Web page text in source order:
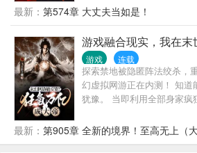
评： 这个领主实力强大却过
最新： 第574章 大丈夫当如是！
游戏融合现实，我在末
游戏 连载
探索禁地被隐匿阵法绞杀，
幻虚拟网游正在内测！ 知道
犹豫。 当即利用全部身家疯
逸！ “这人疯了吧，就是个
虚拟度，随便氪点玩玩就行
最新： 第905章 全新的境界！至高无上（大